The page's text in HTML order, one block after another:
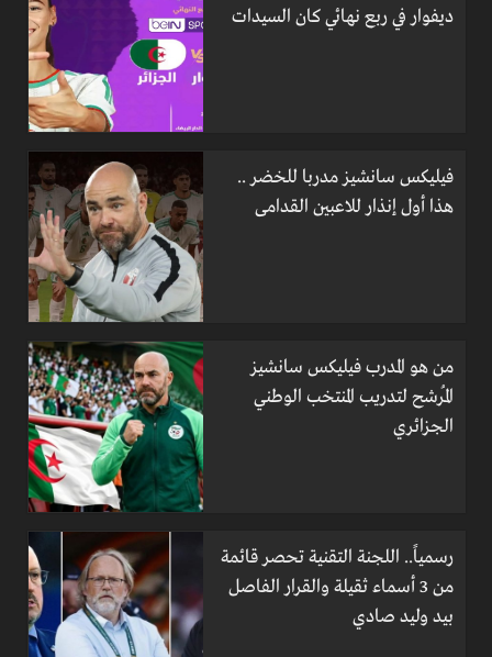
ديفوار في ربع نهائي كان السيدات
فيليكس سانشيز مدربا للخضر ..
هذا أول إنذار للاعبين القدامى
من هو المدرب فيليكس سانشيز
المُرشح لتدريب المنتخب الوطني
الجزائري
رسمياً.. اللجنة التقنية تحصر قائمة
من 3 أسماء ثقيلة والقرار الفاصل
بيد وليد صادي